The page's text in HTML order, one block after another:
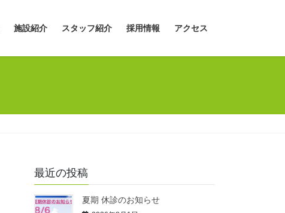
施設紹介 スタッフ紹介 採用情報 アクセス
最近の投稿
夏期 休診のお知らせ